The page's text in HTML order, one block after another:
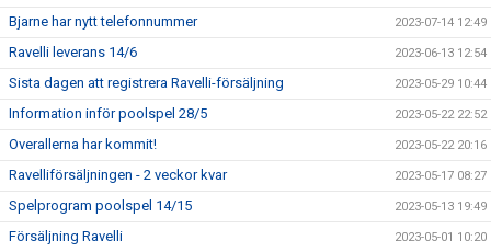
Bjarne har nytt telefonnummer 2023-07-14 12:49
Ravelli leverans 14/6 2023-06-13 12:54
Sista dagen att registrera Ravelli-försäljning 2023-05-29 10:44
Information inför poolspel 28/5 2023-05-22 22:52
Overallerna har kommit! 2023-05-22 20:16
Ravelliförsäljningen - 2 veckor kvar 2023-05-17 08:27
Spelprogram poolspel 14/15 2023-05-13 19:49
Försäljning Ravelli 2023-05-01 10:20